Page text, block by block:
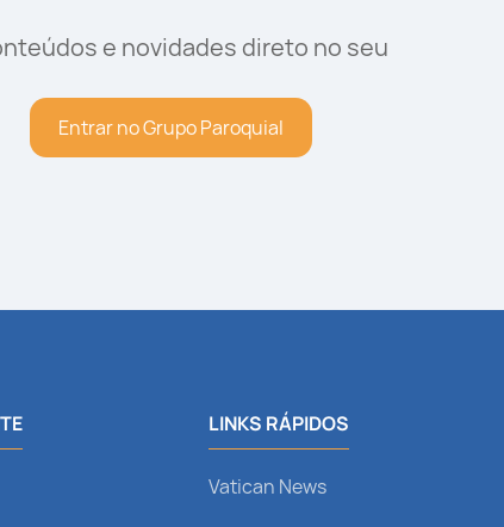
e novidades direto no seu
Entrar no Grupo Paroquial
LINKS RÁPIDOS
Vatican News